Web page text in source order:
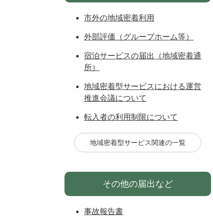
市外の地域密着利用
外部評価（グループホーム等）
宿泊サービスの届出（地域密着通
所）
地域密着型サービスにおける運営
推進会議について
転入者の利用制限について
地域密着型サービス関連の一覧
その他の届出など
事故報告書